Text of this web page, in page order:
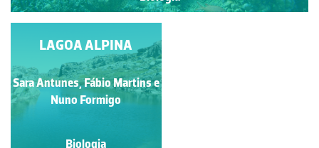
DUNAS
Paulo Talhadas dos Santos
Biologia
LAGOA ALPINA
Sara Antunes, Fábio Martins e
Nuno Formigo
Biologia